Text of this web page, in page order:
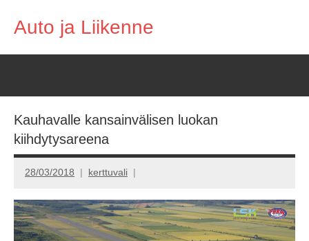
Auto ja Liikenne
Kauhavalle kansainvälisen luokan
kiihdytysareena
28/03/2018 kerttuvali